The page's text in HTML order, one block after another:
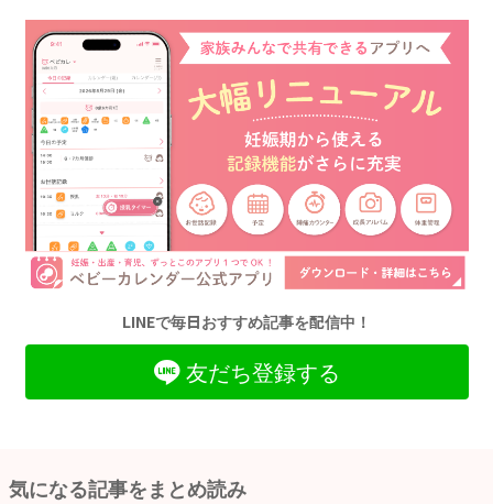
LINEで毎日おすすめ記事を配信中！
友だち登録する
気になる記事をまとめ読み